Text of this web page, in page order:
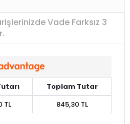
Vade Farksız 3
Toplam Tutar
TL 845,30 TL